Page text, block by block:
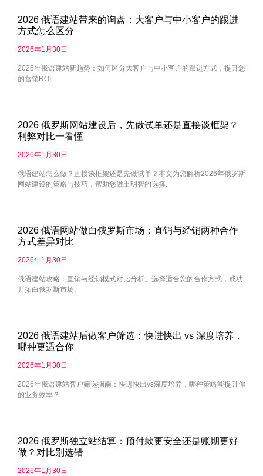
2026 俄语建站带来的询盘：大客户与中小客户的跟进
方式怎么区分
2026年1月30日
2026年俄语建站新趋势：如何区分大客户与中小客户的跟进方式，提升您
的营销ROI.
2026 俄罗斯网站建设后，先做试单还是直接谈框架？
利弊对比一看懂
2026年1月30日
俄语建站怎么做？直接谈框架还是先做试单？本文为您解析2026年俄罗斯
网站建设的策略与技巧，帮助您做出明智的选择.
2026 俄语网站做白俄罗斯市场：直销与经销两种合作
方式差异对比
2026年1月30日
俄语建站攻略：直销与经销模式对比分析。选择适合您的合作方式，成功
开拓白俄罗斯市场。
2026 俄语建站后做客户筛选：快进快出 vs 深度培养，
哪种更适合你
2026年1月30日
2026年俄语建站客户筛选指南：快进快出vs深度培养，哪种策略能提升你
的业务效率？
2026 俄罗斯独立站结算：预付款更安全还是账期更好
做？对比别选错
2026年1月30日